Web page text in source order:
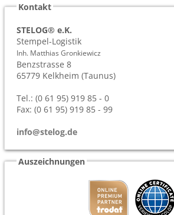
Kontakt
STELOG® e.K.
Stempel-Logistik
Inh. Matthias Gronkiewicz
Benzstrasse 8
65779 Kelkheim (Taunus)
Tel.: (0 61 95) 919 85 - 0
Fax: (0 61 95) 919 85 - 99
info@stelog.de
Auszeichnungen